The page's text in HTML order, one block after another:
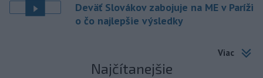
Deväť Slovákov zabojuje na ME v Paríži
o čo najlepšie výsledky
Viac
Najčítanejšie